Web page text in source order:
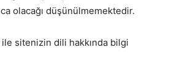
olacağı düşünülmemektedir.
sitenizin dili hakkında bilgi